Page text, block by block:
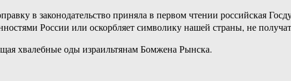
в законодательство приняла в первом чтении российская
России или оскорбляет символику нашей страны, не
хвалебные оды израильтянам Бомжена Рынска.